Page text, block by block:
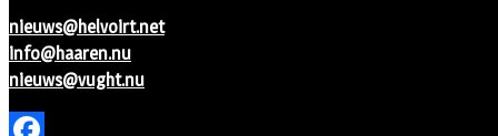
nieuws@helvoirt.net
info@haaren.nu
nieuws@vught.nu